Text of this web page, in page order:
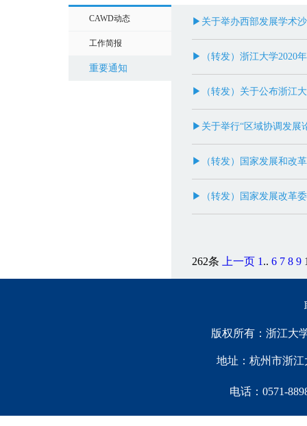
CAWD动态
工作简报
重要通知
▶关于举办西部发展学术
▶（转发）浙江大学2020
▶（转发）关于公布浙江
▶关于举行“区域协调发展
▶（转发）国家发展和改
▶（转发）国家发展改革
262条 上一页 1 .. 6 7 8 9
版权所有：浙江大
地址：杭州市浙江
电话：0571-